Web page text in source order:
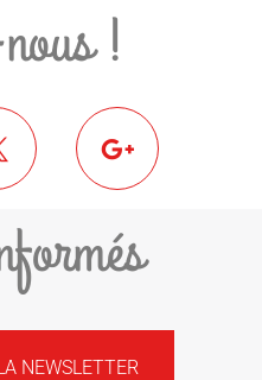
!
NEWSLETTER